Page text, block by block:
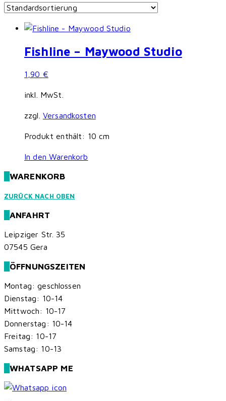
Fishline – Maywood Studio
1,90 €
inkl. MwSt.
zzgl. Versandkosten
Produkt enthält: 10 cm
In den Warenkorb
WARENKORB
ZURÜCK NACH OBEN
ANFAHRT
Leipziger Str. 35
07545 Gera
ÖFFNUNGSZEITEN
Montag: geschlossen
Dienstag: 10-14
Mittwoch: 10-17
Donnerstag: 10-14
Freitag: 10-17
Samstag: 10-13
WHATSAPP ME